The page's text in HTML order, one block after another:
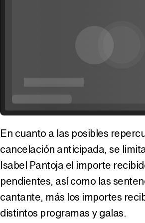
En cuanto a las posibles
cancelación anticipada, se
Isabel Pantoja el importe
pendientes, así como las
cantante, más los importes
distintos programas y galas.